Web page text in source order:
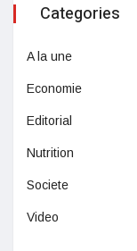
Categories
A la une
Economie
Editorial
Nutrition
Societe
Video